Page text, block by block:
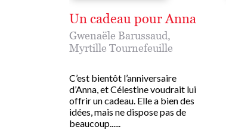
Un cadeau pour Anna
Gwenaële Barussaud,
Myrtille Tournefeuille
C’est bientôt l’anniversaire
d’Anna, et Célestine voudrait lui
offrir un cadeau. Elle a bien des
idées, mais ne dispose pas de
beaucoup......